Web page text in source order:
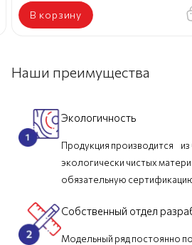
В корзину
Наши преимущества
Экологичность
Продукция производится из
экологически чистых
обязательную
Собственный отдел
Модельный ряд постоянно